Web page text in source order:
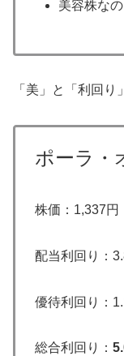
美容株な
「美」と「利回り
ポーラ・
株価：1,337円
配当利回り：
優待利回り：
総合利回り：